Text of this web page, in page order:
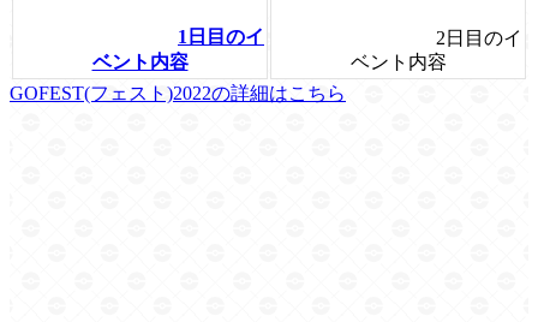
1日目のイ
ベント内容
2日目のイ
ベント内容
GOFEST(フェスト)2022の詳細はこちら